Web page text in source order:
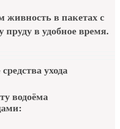
живность в пакетах с
в удобное время.
ухода
водоёма